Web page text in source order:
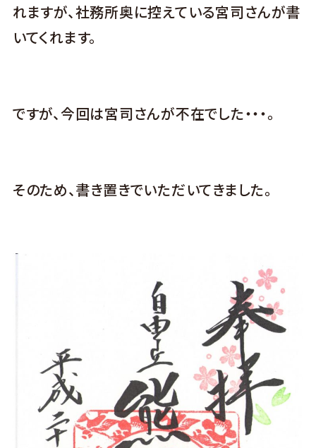
れますが、社務所奥に控えている宮司さんが書
いてくれます。
ですが、今回は宮司さんが不在でした・・・。
そのため、書き置きでいただいてきました。